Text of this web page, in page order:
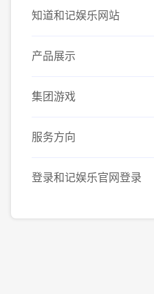
知道和记娱乐网站
产品展示
集团游戏
服务方向
登录和记娱乐官网登录